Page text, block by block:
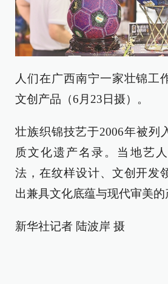
人们在广西南宁一家壮锦工
文创产品（6月23日摄）。
壮族织锦技艺于2006年被列
质文化遗产名录。当地艺
法，在纹样设计、文创开发
出兼具文化底蕴与现代审美的
新华社记者 陆波岸 摄